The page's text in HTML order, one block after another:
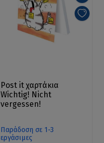
Post it χαρτάκια
Wichtig! Nicht
vergessen!
Παράδοση σε 1-3
εργάσιμες